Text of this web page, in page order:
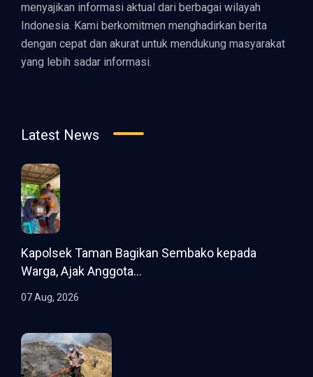
menyajikan informasi aktual dari berbagai wilayah
Indonesia. Kami berkomitmen menghadirkan berita
dengan cepat dan akurat untuk mendukung masyarakat
yang lebih sadar informasi.
Latest News
Kapolsek Taman Bagikan Sembako kepada
Warga, Ajak Anggota...
07 Aug, 2026